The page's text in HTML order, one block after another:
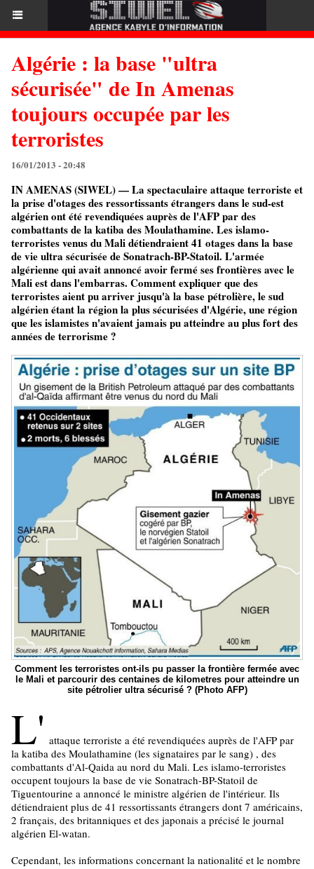
Algérie : la base "ultra
sécurisée" de In Amenas
toujours occupée par les
terroristes
16/01/2013 - 20:48
IN AMENAS (SIWEL) — La spectaculaire attaque terroriste et
la prise d'otages des ressortissants étrangers dans le sud-est
algérien ont été revendiquées auprès de l'AFP par des
combattants de la katiba des Moulathamine. Les islamo-
terroristes venus du Mali détiendraient 41 otages dans la base
de vie ultra sécurisée de Sonatrach-BP-Statoil. L'armée
algérienne qui avait annoncé avoir fermé ses frontières avec le
Mali est dans l'embarras. Comment expliquer que des
terroristes aient pu arriver jusqu'à la base pétrolière, le sud
algérien étant la région la plus sécurisées d'Algérie, une région
que les islamistes n'avaient jamais pu atteindre au plus fort des
années de terrorisme ?
Comment les terroristes ont-ils pu passer la frontière fermée avec
le Mali et parcourir des centaines de kilometres pour atteindre un
site pétrolier ultra sécurisé ? (Photo AFP)
L' attaque terroriste a été revendiquées auprès de l'AFP par
la katiba des Moulathamine (les signataires par le sang) , des
combattants d'Al-Qaida au nord du Mali. Les islamo-terroristes
occupent toujours la base de vie Sonatrach-BP-Statoil de
Tiguentourine a annoncé le ministre algérien de l'intérieur. Ils
détiendraient plus de 41 ressortissants étrangers dont 7 américains,
2 français, des britanniques et des japonais a précisé le journal
algérien El-watan.
Cependant, les informations concernant la nationalité et le nombre